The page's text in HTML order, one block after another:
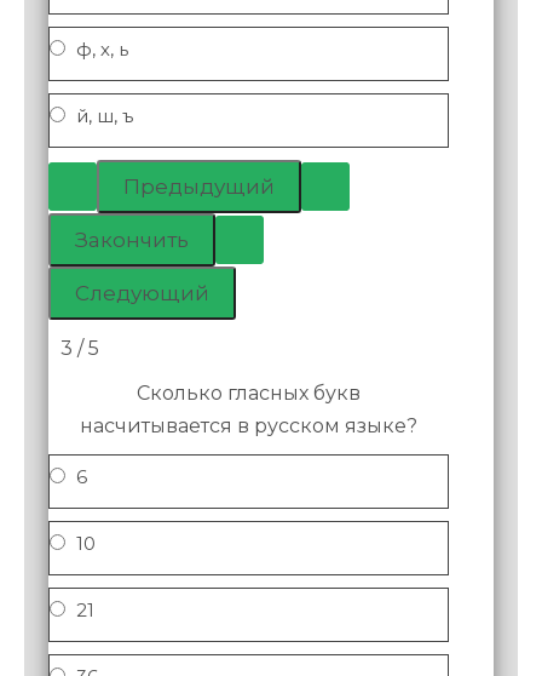
ф, х, ь
й, ш, ъ
3 / 5
Сколько гласных букв
насчитывается в русском языке?
6
10
21